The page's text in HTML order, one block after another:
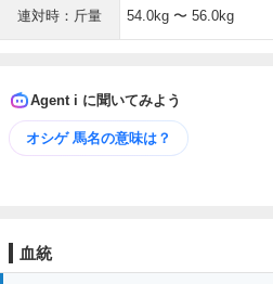
連対時：斤量 54.0kg 〜 56.0kg
Agent i に聞いてみよう
オシゲ 馬名の意味は？
血統